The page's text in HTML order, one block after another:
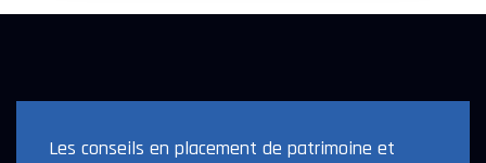
Les conseils en placement de patrimoine et